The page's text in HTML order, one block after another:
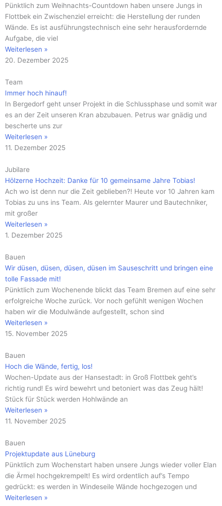
Pünktlich zum Weihnachts-Countdown haben unsere Jungs in
Flottbek ein Zwischenziel erreicht: die Herstellung der runden
Wände. Es ist ausführungstechnisch eine sehr herausfordernde
Aufgabe, die viel
Weiterlesen »
20. Dezember 2025
Team
Immer hoch hinauf!
In Bergedorf geht unser Projekt in die Schlussphase und somit war
es an der Zeit unseren Kran abzubauen. Petrus war gnädig und
bescherte uns zur
Weiterlesen »
11. Dezember 2025
Jubilare
Hölzerne Hochzeit: Danke für 10 gemeinsame Jahre Tobias!
Ach wo ist denn nur die Zeit geblieben?! Heute vor 10 Jahren kam
Tobias zu uns ins Team. Als gelernter Maurer und Bautechniker,
mit großer
Weiterlesen »
1. Dezember 2025
Bauen
Wir düsen, düsen, düsen, düsen im Sauseschritt und bringen eine
tolle Fassade mit!
Pünktlich zum Wochenende blickt das Team Bremen auf eine sehr
erfolgreiche Woche zurück. Vor noch gefühlt wenigen Wochen
haben wir die Modulwände aufgestellt, schon sind
Weiterlesen »
15. November 2025
Bauen
Hoch die Wände, fertig, los!
Wochen-Update aus der Hansestadt: in Groß Flottbek geht’s
richtig rund! Es wird bewehrt und betoniert was das Zeug hält!
Stück für Stück werden Hohlwände an
Weiterlesen »
11. November 2025
Bauen
Projektupdate aus Lüneburg
Pünktlich zum Wochenstart haben unsere Jungs wieder voller Elan
die Ärmel hochgekrempelt! Es wird ordentlich auf’s Tempo
gedrückt: es werden in Windeseile Wände hochgezogen und
Weiterlesen »